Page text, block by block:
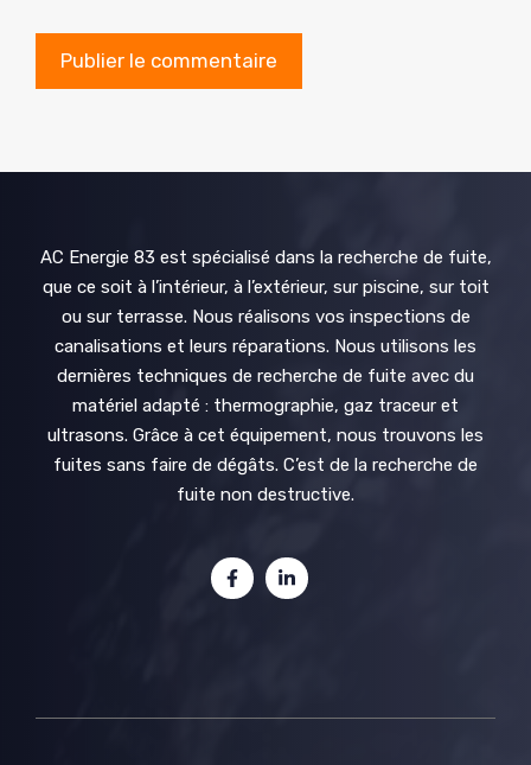
AC Energie 83 est spécialisé dans la recherche de fuite,
que ce soit à l’intérieur, à l’extérieur, sur piscine, sur toit
ou sur terrasse. Nous réalisons vos inspections de
canalisations et leurs réparations. Nous utilisons les
dernières techniques de recherche de fuite avec du
matériel adapté : thermographie, gaz traceur et
ultrasons. Grâce à cet équipement, nous trouvons les
fuites sans faire de dégâts. C’est de la recherche de
fuite non destructive.